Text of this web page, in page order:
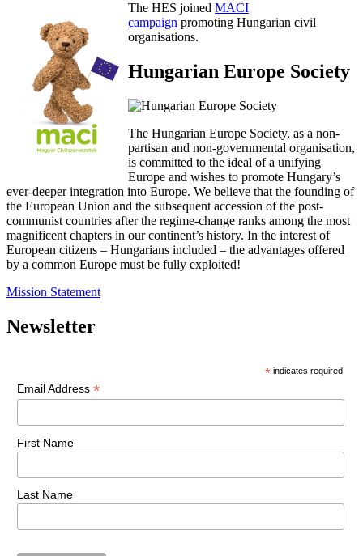
The HES joined MACI
campaign promoting Hungarian civil
organisations.
Hungarian Europe Society
The Hungarian Europe Society, as a non-
partisan and non-governmental organisation,
is committed to the ideal of a unifying
Europe and wishes to promote Hungary’s
ever-deeper integration into Europe. We believe that the founding of
the European Union and the subsequent accession of the post-
communist countries after the regime-change ranks among the most
magnificent chapters in our continent’s history. In the interest of
European citizens – Hungarians included – the advantages offered
by a common Europe must be fully exploited!
Mission Statement
Newsletter
* indicates required
Email Address *
First Name
Last Name